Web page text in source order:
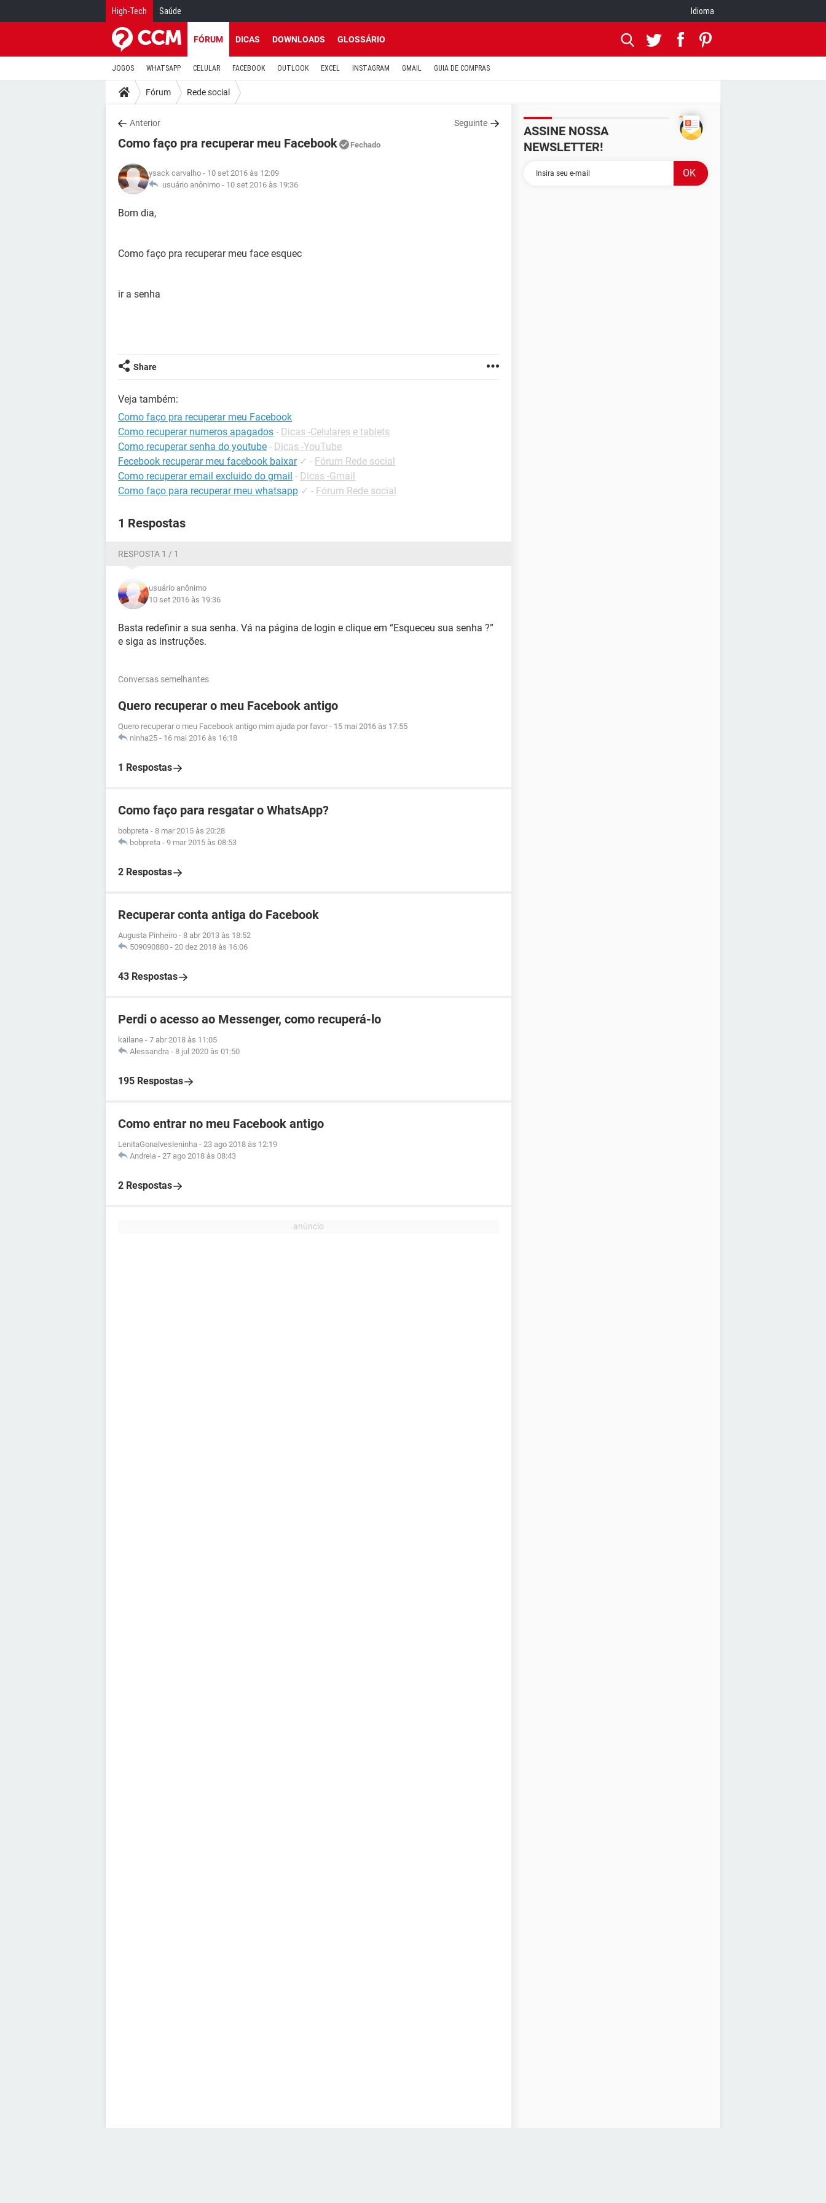
High-Tech Saúde Idioma
FÓRUM DICAS DOWNLOADS GLOSSÁRIO
JOGOS WHATSAPP CELULAR FACEBOOK OUTLOOK EXCEL INSTAGRAM GMAIL GUIA DE COMPRAS
Fórum Rede social
Anterior Seguinte
Como faço pra recuperar meu Facebook Fechado
ysack carvalho - 10 set 2016 às 12:09
usuário anônimo - 10 set 2016 às 19:36
Bom dia,
Como faço pra recuperar meu face esquec
ir a senha
Share
Veja também:
Como faço pra recuperar meu Facebook
Como recuperar numeros apagados - Dicas -Celulares e tablets
Como recuperar senha do youtube - Dicas -YouTube
Fecebook recuperar meu facebook baixar ✓ - Fórum Rede social
Como recuperar email excluido do gmail - Dicas -Gmail
Como faço para recuperar meu whatsapp ✓ - Fórum Rede social
1 Respostas
RESPOSTA 1 / 1
usuário anônimo
10 set 2016 às 19:36
Basta redefinir a sua senha. Vá na página de login e clique em “Esqueceu sua senha ?”
e siga as instruções.
Conversas semelhantes
Quero recuperar o meu Facebook antigo
Quero recuperar o meu Facebook antigo mim ajuda por favor - 15 mai 2016 às 17:55
ninha25 - 16 mai 2016 às 16:18
1 Respostas
Como faço para resgatar o WhatsApp?
bobpreta - 8 mar 2015 às 20:28
bobpreta - 9 mar 2015 às 08:53
2 Respostas
Recuperar conta antiga do Facebook
Augusta Pinheiro - 8 abr 2013 às 18:52
509090880 - 20 dez 2018 às 16:06
43 Respostas
Perdi o acesso ao Messenger, como recuperá-lo
kailane - 7 abr 2018 às 11:05
Alessandra - 8 jul 2020 às 01:50
195 Respostas
Como entrar no meu Facebook antigo
LenitaGonalvesleninha - 23 ago 2018 às 12:19
Andreia - 27 ago 2018 às 08:43
2 Respostas
ASSINE NOSSA
NEWSLETTER!